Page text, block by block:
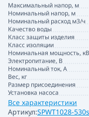
Артикул:SPWT1028-530s
Максимальный напор, м
Номинальный напор, м
Номинальный расход м3/ч
Качество воды
Класс защиты изделия
Класс изоляции
Номинальная мощность,
Электропитание, В
Номинальный ток, А
Вес, кг
Размер присоединения
Установка насоса
Все характеристики